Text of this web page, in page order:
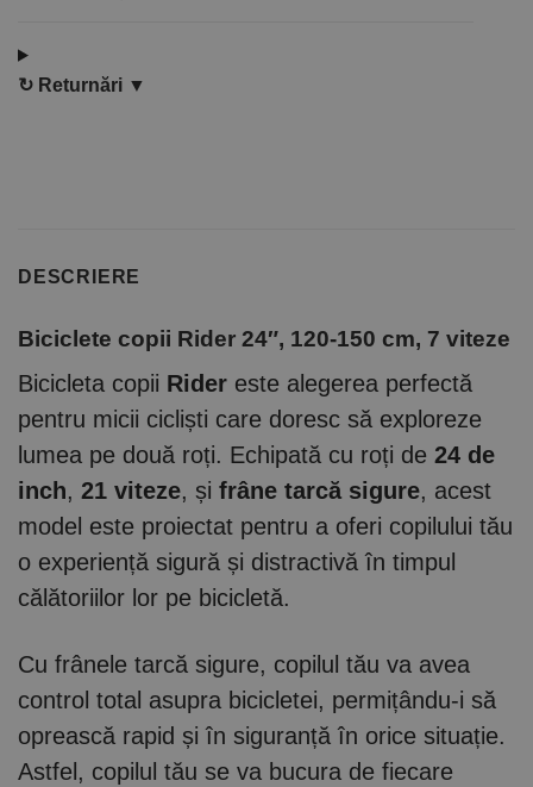
↻ Returnări ▼
DESCRIERE
Biciclete copii Rider 24″, 120-150 cm, 7 viteze
Bicicleta copii Rider este alegerea perfectă
pentru micii cicliști care doresc să exploreze
lumea pe două roți. Echipată cu roți de 24 de
inch, 21 viteze, și frâne tarcă sigure, acest
model este proiectat pentru a oferi copilului tău
o experiență sigură și distractivă în timpul
călătoriilor lor pe bicicletă.
Cu frânele tarcă sigure, copilul tău va avea
control total asupra bicicletei, permițându-i să
oprească rapid și în siguranță în orice situație.
Astfel, copilul tău se va bucura de fiecare